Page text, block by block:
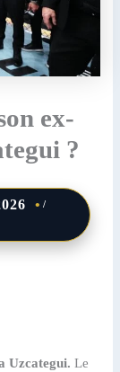
ex-
?
/
Uzcategui. Le